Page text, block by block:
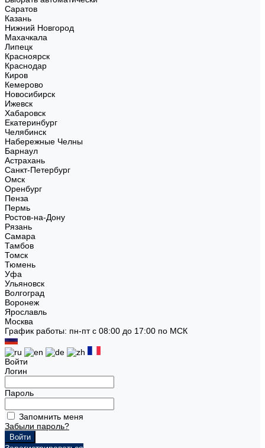
Саратов
Казань
Нижний Новгород
Махачкала
Липецк
Красноярск
Краснодар
Киров
Кемерово
Новосибирск
Ижевск
Хабаровск
Екатеринбург
Челябинск
Набережные Челны
Барнаул
Астрахань
Санкт-Петербург
Омск
Оренбург
Пенза
Пермь
Ростов-на-Дону
Рязань
Самара
Тамбов
Томск
Тюмень
Уфа
Ульяновск
Волгоград
Воронеж
Ярославль
Москва
График работы: пн-пт с 08:00 до 17:00 по МСК
Войти
Логин
Пароль
Запомнить меня
Забыли пароль?